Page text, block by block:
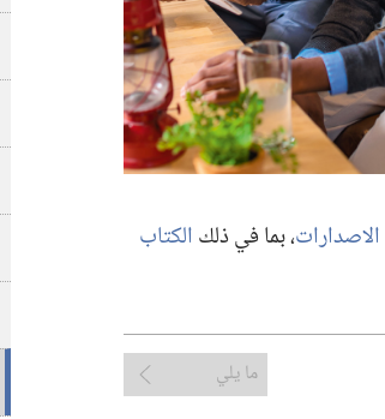
الاصدارات‏،‏ بما في ذلكالكتاب
ما يلي